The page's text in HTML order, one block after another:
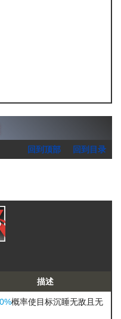
回到顶部 回到目录
描述
概率使目标沉睡无敌且无